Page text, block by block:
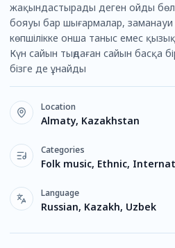
жақындастырады деген ойды
бояуы бар шығармалар,
көпшілікке онша таныс емес
Күн сайын тыңдаған сайын басқа
бізге де ұнайды
Location
Almaty, Kazakhstan
Categories
Folk music, Ethnic,
Language
Russian, Kazakh, Uzbek